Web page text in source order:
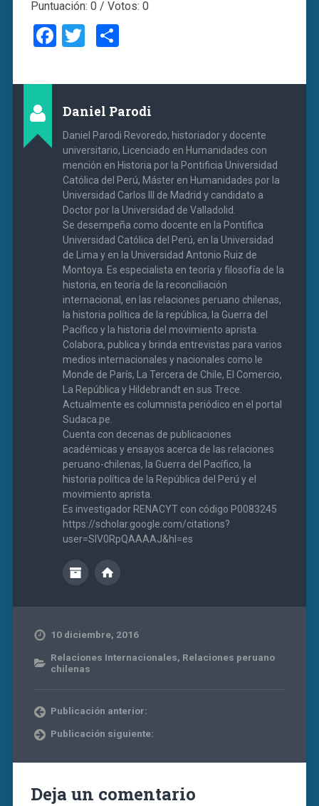
Puntuación: 0 / Votos: 0
Facebook
TwitterCompartir
Daniel Parodi
Daniel Parodi Revoredo, historiador y docente
universitario, Licenciado en Humanidades con
mención en Historia por la Pontificia Universidad
Católica del Perú, Máster en Humanidades por la
Universidad Carlos III de Madrid y candidato a
Doctor por la Universidad de Valladolid.
Se desempeña como docente en la Pontifica
Universidad Católica del Perú, en la Universidad
de Lima y en la Universidad Antonio Ruiz de
Montoya. Es especialista en teoría y filosofía de la
historia, en teoría de la reconciliación
internacional, en las relaciones peruano chilenas,
la historia política de la república, la Guerra del
Pacífico y la historia del movimiento aprista.
Colabora, publica y brinda entrevistas para varios
medios internacionales y nacionales como le
Monde de París, La Tercera de Chile, El Comercio,
La República y Hildebrandt en sus Trece.
Actualmente es columnista periódico en el portal
Sudaca.pe.
Cuenta con decenas de publicaciones
académicas y ensayos acerca de las relaciones
peruano-chilenas, la Guerra del Pacífico, la
historia política de la República del Perú y el
movimiento aprista.
Es investigador RENACYT con código P0083245
https://scholar.google.com/citations?
user=SIV0RpQAAAAJ&hl=es
10 diciembre, 2016
Relaciones Internacionales, Relaciones peruano
chilenas
Publicación anterior:
Publicación siguiente:
Deja un comentario